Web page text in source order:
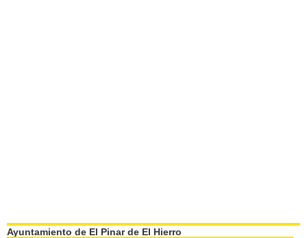
Ayuntamiento de El Pinar de El Hierro